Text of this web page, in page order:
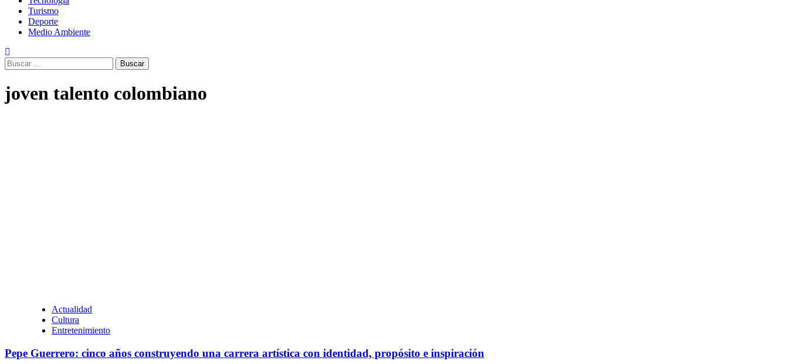
Turismo
Deporte
Medio Ambiente
Buscar:
joven talento colombiano
Actualidad
Cultura
Entretenimiento
Pepe Guerrero: cinco años construyendo una carrera artística con identidad, propósito e inspiración